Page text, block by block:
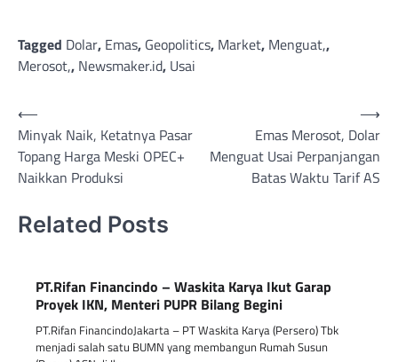
Tagged Dolar, Emas, Geopolitics, Market, Menguat,,
Merosot,, Newsmaker.id, Usai
Post
navigation
⟵
Minyak Naik, Ketatnya Pasar
Topang Harga Meski OPEC+
Naikkan Produksi
Emas Merosot, Dolar
Menguat Usai Perpanjangan
Batas Waktu Tarif AS
⟶
Related Posts
PT.Rifan Financindo – Waskita Karya Ikut Garap
Proyek IKN, Menteri PUPR Bilang Begini
PT.Rifan FinancindoJakarta – PT Waskita Karya (Persero) Tbk
menjadi salah satu BUMN yang membangun Rumah Susun